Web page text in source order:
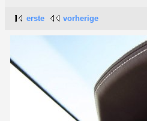
erste vorherige